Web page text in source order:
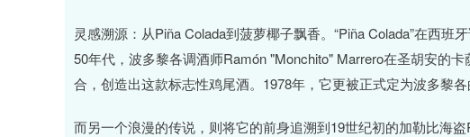
灵感溯源：从Piña Colada到菠萝椰子飘香。“Piña Colada”在西班
50年代，波多黎各调酒师Ramón "Monchito" Marrero在圣胡安的
合，创造出这款标志性鸡尾酒。1978年，它更被正式定为波多黎各
而另一个浪漫的传说，则将它的前身追溯到19世纪初的加勒比海